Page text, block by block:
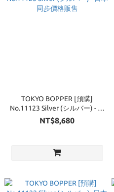
TOKYO BOPPER [預購]
No.11123 Silver (シルバー) - 日
本同步價格販售
NT$8,680